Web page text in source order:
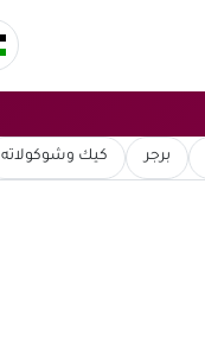
برجر كيك وشوكولاته